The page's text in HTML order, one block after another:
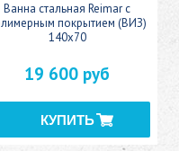
Ванна стальная Reimar с
покрытием (ВИЗ)
140x70
19 600 руб